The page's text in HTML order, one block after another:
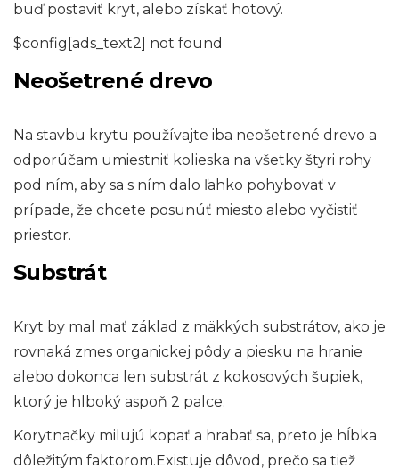
buď postaviť kryt, alebo získať hotový.
$config[ads_text2] not found
Neošetrené drevo
Na stavbu krytu používajte iba neošetrené drevo a
odporúčam umiestniť kolieska na všetky štyri rohy
pod ním, aby sa s ním dalo ľahko pohybovať v
prípade, že chcete posunúť miesto alebo vyčistiť
priestor.
Substrát
Kryt by mal mať základ z mäkkých substrátov, ako je
rovnaká zmes organickej pôdy a piesku na hranie
alebo dokonca len substrát z kokosových šupiek,
ktorý je hlboký aspoň 2 palce.
Korytnačky milujú kopať a hrabať sa, preto je hĺbka
dôležitým faktorom.Existuje dôvod, prečo sa tiež